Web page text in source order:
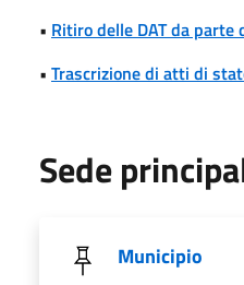
• Ritiro delle DAT da parte
• Trascrizione di atti di
Sede
Municipio